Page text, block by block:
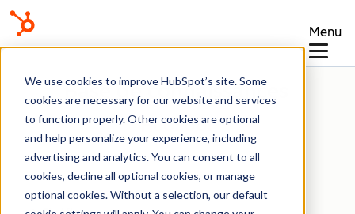
We use cookies to improve HubSpot’s site. Some
cookies are necessary for our website and services
to function properly. Other cookies are optional
and help personalize your experience, including
advertising and analytics. You can consent to all
cookies, decline all optional cookies, or manage
optional cookies. Without a selection, our default
Menu
Base de connaissances